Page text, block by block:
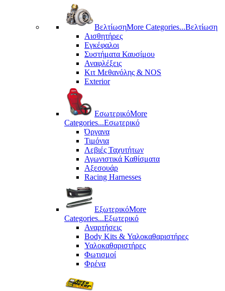
ΒελτίωσηMore Categories...Βελτίωση
Αισθητήρες
Εγκέφαλοι
Συστήματα Καυσίμου
Αναφλέξεις
Κιτ Μεθανόλης & ΝΟS
Exterior
ΕσωτερικόMore
Categories...Εσωτερικό
Όργανα
Τιμόνια
Λεβιές Ταχυτήτων
Αγωνιστικά Καθίσματα
Αξεσουάρ
Racing Harnesses
ΕξωτερικόMore
Categories...Εξωτερικό
Αναρτήσεις
Body Kits & Υαλοκαθαριστήρες
Υαλοκαθαριστήρες
Φωτισμοί
Φρένα